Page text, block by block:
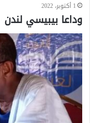
1 أكتوبر، 2022
وداعا بيبيسي